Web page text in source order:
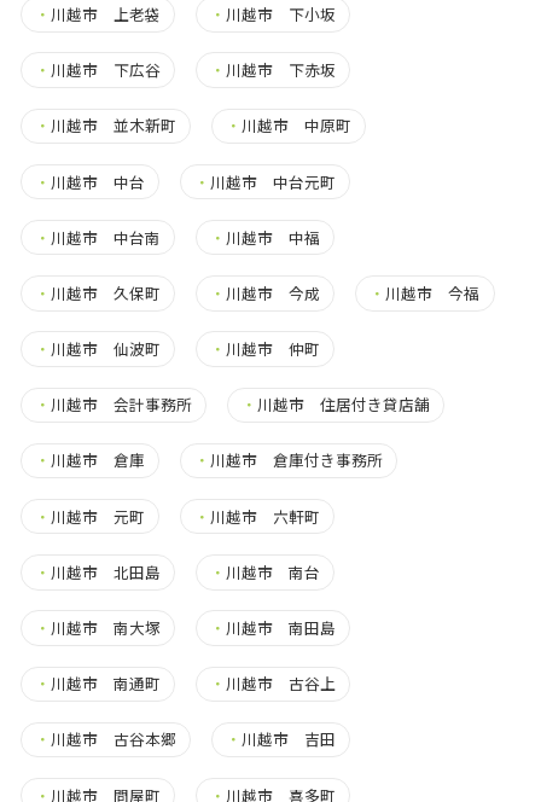
・ 川越市 上老袋 ・ 川越市 下小坂
・ 川越市 下広谷 ・ 川越市 下赤坂
・ 川越市 並木新町 ・ 川越市 中原町
・ 川越市 中台 ・ 川越市 中台元町
・ 川越市 中台南 ・ 川越市 中福
・ 川越市 久保町 ・ 川越市 今成 ・ 川越市 今福
・ 川越市 仙波町 ・ 川越市 仲町
・ 川越市 会計事務所 ・ 川越市 住居付き貸店舗
・ 川越市 倉庫 ・ 川越市 倉庫付き事務所
・ 川越市 元町 ・ 川越市 六軒町
・ 川越市 北田島 ・ 川越市 南台
・ 川越市 南大塚 ・ 川越市 南田島
・ 川越市 南通町 ・ 川越市 古谷上
・ 川越市 古谷本郷 ・ 川越市 吉田
・ 川越市 問屋町 ・ 川越市 喜多町